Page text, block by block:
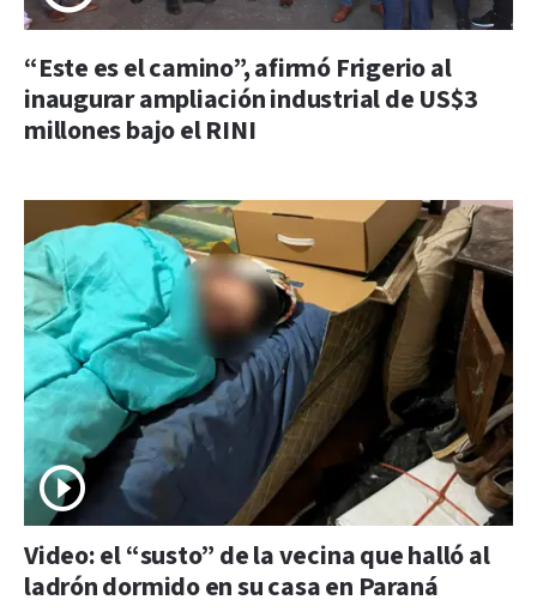
“Este es el camino”, afirmó Frigerio al
inaugurar ampliación industrial de US$3
millones bajo el RINI
Video: el “susto” de la vecina que halló al
ladrón dormido en su casa en Paraná